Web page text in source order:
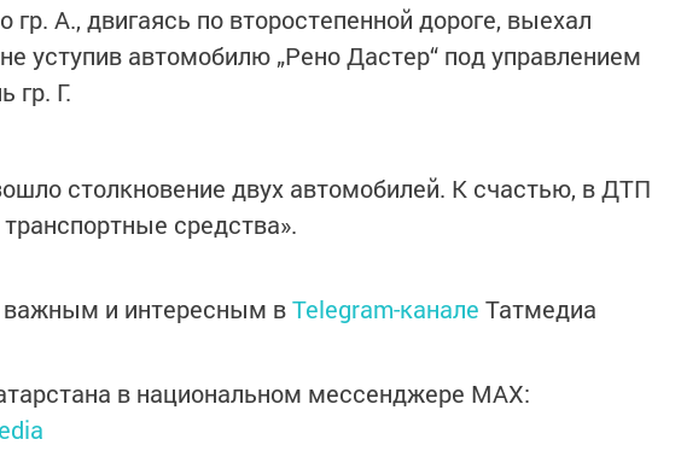
А., двигаясь по второстепенной дороге, выехал
уступив автомобилю „Рено Дастер“ под управлением
гр. Г.
столкновение двух автомобилей. К счастью, в ДТП
средства».
и интересным вTelegram-канале Татмедиа
в национальном мессенджере MАХ: